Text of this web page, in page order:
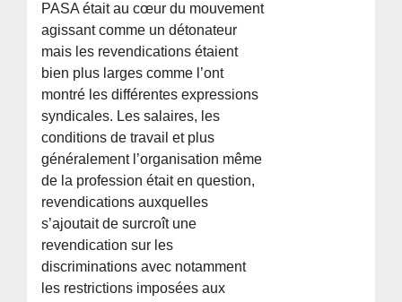
PASA était au cœur du mouvement
agissant comme un détonateur
mais les revendications étaient
bien plus larges comme l’ont
montré les différentes expressions
syndicales. Les salaires, les
conditions de travail et plus
généralement l’organisation même
de la profession était en question,
revendications auxquelles
s’ajoutait de surcroît une
revendication sur les
discriminations avec notamment
les restrictions imposées aux